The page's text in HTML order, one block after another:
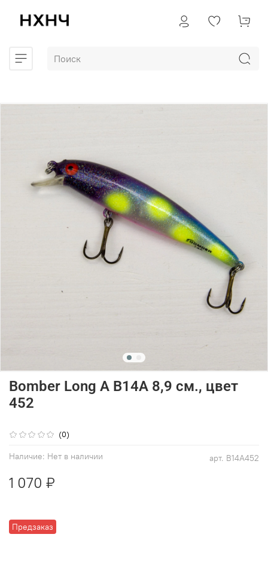
(0)
арт. B14A452
Наличие: Нет в наличии
Предзаказ
Bomber Long A B14A 8,9 см., цвет
452
1 070 ₽